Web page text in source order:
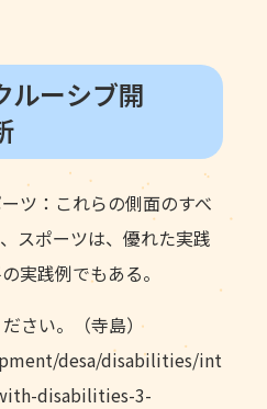
ルーシブ開
ツ：これらの側面のすべ
スポーツは、優れた実践
実践例でもある。
さい。（寺島）
desa/disabilities/int
disabilities-3-